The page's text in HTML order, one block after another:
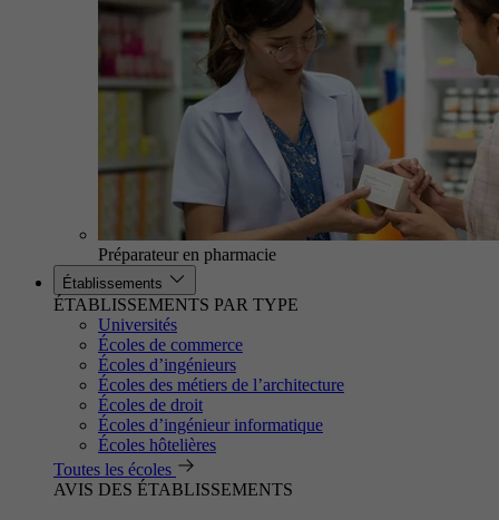
Préparateur en pharmacie
Établissements
ÉTABLISSEMENTS PAR TYPE
Universités
Écoles de commerce
Écoles d’ingénieurs
Écoles des métiers de l’architecture
Écoles de droit
Écoles d’ingénieur informatique
Écoles hôtelières
Toutes les écoles
AVIS DES ÉTABLISSEMENTS